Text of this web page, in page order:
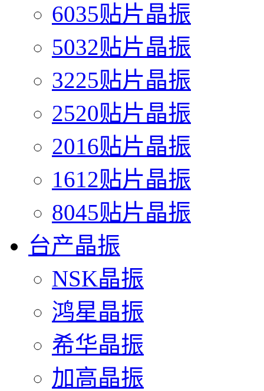
6035贴片晶振
5032贴片晶振
3225贴片晶振
2520贴片晶振
2016贴片晶振
1612贴片晶振
8045贴片晶振
台产晶振
NSK晶振
鸿星晶振
希华晶振
加高晶振